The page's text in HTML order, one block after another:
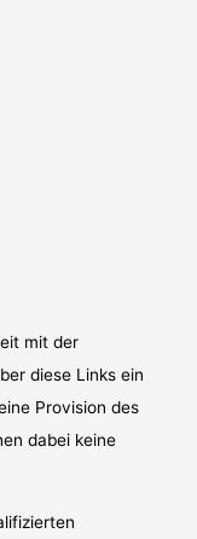
mit der
diese Links ein
Provision des
dabei keine